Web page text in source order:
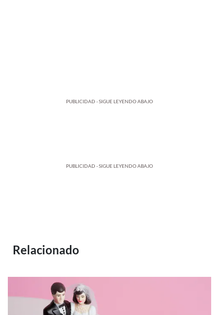
PUBLICIDAD - SIGUE LEYENDO ABAJO
PUBLICIDAD - SIGUE LEYENDO ABAJO
Relacionado